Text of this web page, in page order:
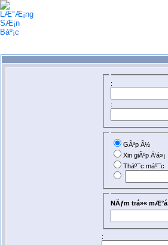
:
:
GÃ³p Ã½
Xin giÃºp Ä‘á»¡
Tháº¯c máº¯c
NÄƒm trá»«
: